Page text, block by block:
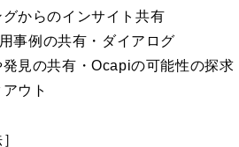
からのインサイト共有
事例の共有・ダイアログ
見の共有・Ocapiの可能性の探求
ウト